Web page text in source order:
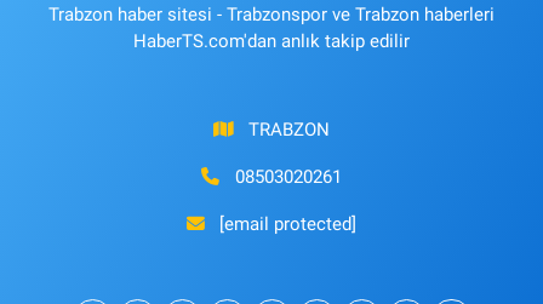
Trabzon haber sitesi - Trabzonspor ve Trabzon haberleri
HaberTS.com'dan anlık takip edilir
TRABZON
08503020261
[email protected]